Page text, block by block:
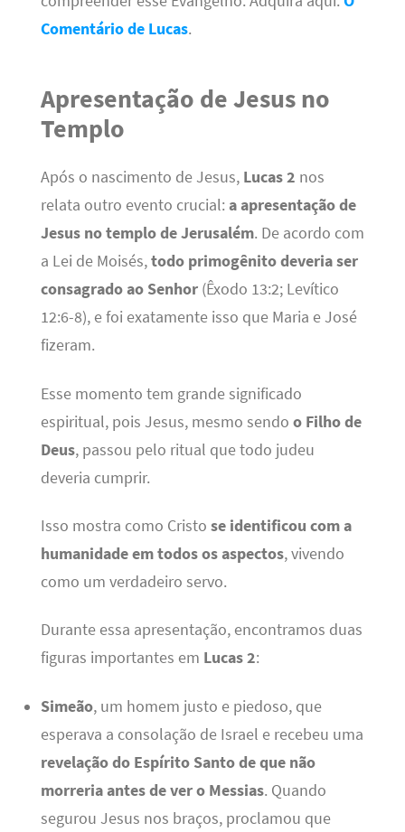
Comentário de Lucas.
Apresentação de Jesus no
Templo
Após o nascimento de Jesus, Lucas 2 nos
relata outro evento crucial: a apresentação de
Jesus no templo de Jerusalém. De acordo com
a Lei de Moisés,todo primogênito deveria ser
consagrado ao Senhor(Êxodo 13:2; Levítico
12:6-8), e foi exatamente isso que Maria e José
fizeram.
Esse momento tem grande significado
espiritual, pois Jesus, mesmo sendo o Filho de
Deus, passou pelo ritual que todo judeu
deveria cumprir.
Isso mostra como Cristo se identificou com a
humanidade em todos os aspectos, vivendo
como um verdadeiro servo.
Durante essa apresentação, encontramos duas
figuras importantes em Lucas 2:
Simeão, um homem justo e piedoso, que
esperava a consolação de Israel e recebeu uma
revelação do Espírito Santo de que não
morreria antes de ver o Messias. Quando
segurou Jesus nos braços, proclamou que